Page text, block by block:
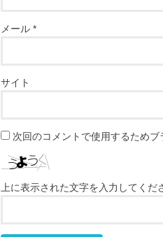
メール *
サイト
次回のコメントで使用するため
上に表示された文字を入力してくだ